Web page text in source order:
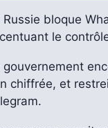
Russie bloque
le
gouvernement
chiffrée, et